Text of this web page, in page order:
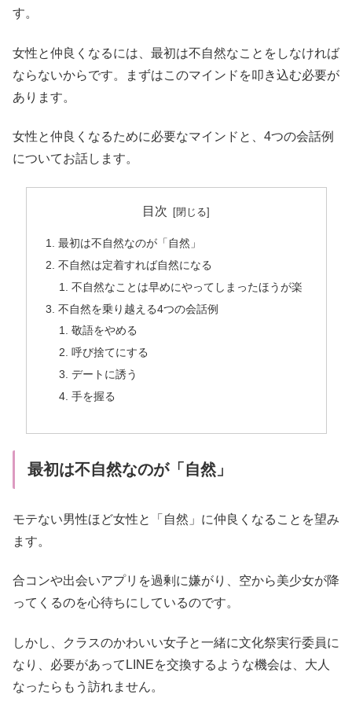
す。
女性と仲良くなるには、最初は不自然なことをしなければ
ならないからです。まずはこのマインドを叩き込む必要が
あります。
女性と仲良くなるために必要なマインドと、4つの会話例
についてお話します。
目次
最初は不自然なのが「自然」
不自然は定着すれば自然になる
不自然なことは早めにやってしまったほうが楽
不自然を乗り越える4つの会話例
敬語をやめる
呼び捨てにする
デートに誘う
手を握る
最初は不自然なのが「自然」
モテない男性ほど女性と「自然」に仲良くなることを望み
ます。
合コンや出会いアプリを過剰に嫌がり、空から美少女が降
ってくるのを心待ちにしているのです。
しかし、クラスのかわいい女子と一緒に文化祭実行委員に
なり、必要があってLINEを交換するような機会は、大人
なったらもう訪れません。